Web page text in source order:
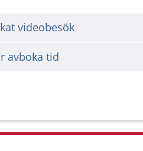
videobesök
avboka tid